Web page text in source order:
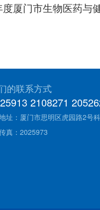
度厦门市生物医药与
的联系方式
2108271
址：厦门市思明区虎园路2号
真：2025973